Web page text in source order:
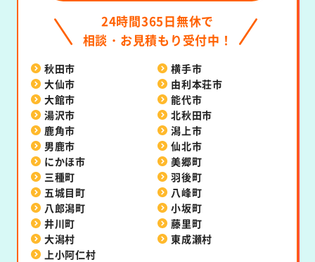
24時間365日無休で
相談・お見積もり受付中！
秋田市
横手市
大仙市
由利本荘市
大館市
能代市
湯沢市
北秋田市
鹿角市
潟上市
男鹿市
仙北市
にかほ市
美郷町
三種町
羽後町
五城目町
八峰町
八郎潟町
小坂町
井川町
藤里町
大潟村
東成瀬村
上小阿仁村